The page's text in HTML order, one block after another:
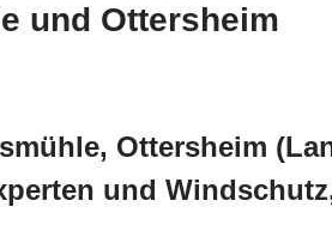
und Ottersheim
Ottersheim
und